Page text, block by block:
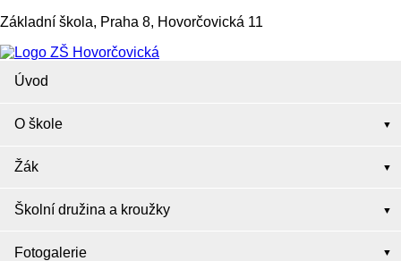
Základní škola, Praha 8, Hovorčovická 11
Úvod
O škole
Žák
Školní družina a kroužky
Fotogalerie